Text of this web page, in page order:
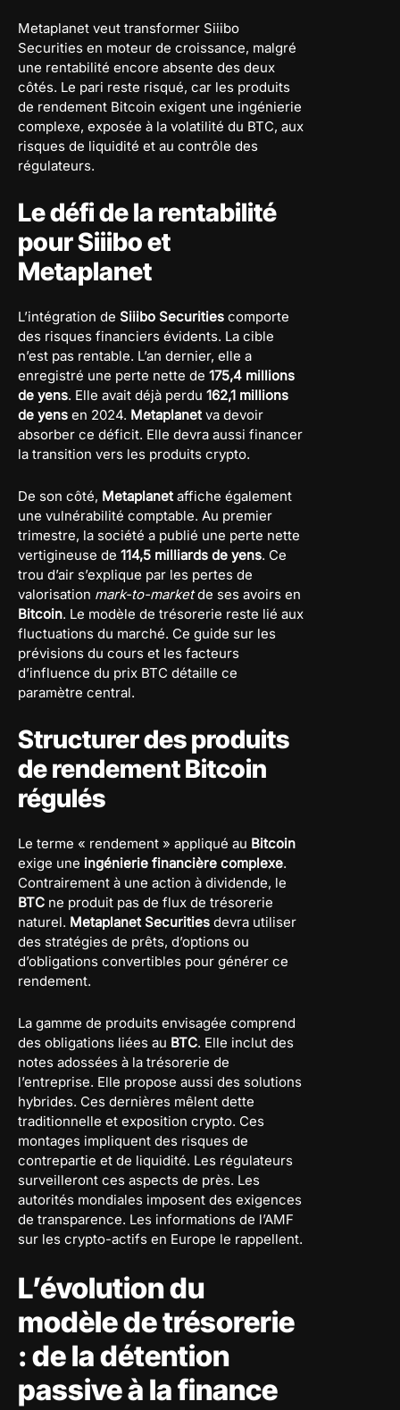
Metaplanet veut transformer Siiibo
Securities en moteur de croissance, malgré
une rentabilité encore absente des deux
côtés. Le pari reste risqué, car les produits
de rendement Bitcoin exigent une ingénierie
complexe, exposée à la volatilité du BTC, aux
risques de liquidité et au contrôle des
régulateurs.
Le défi de la rentabilité
pour Siiibo et
Metaplanet
L’intégration de Siiibo Securities comporte
des risques financiers évidents. La cible
n’est pas rentable. L’an dernier, elle a
enregistré une perte nette de 175,4 millions
de yens. Elle avait déjà perdu 162,1 millions
de yens en 2024. Metaplanetva devoir
absorber ce déficit. Elle devra aussi financer
la transition vers les produits crypto.
De son côté, Metaplanetaffiche également
une vulnérabilité comptable. Au premier
trimestre, la société a publié une perte nette
vertigineuse de 114,5 milliards de yens. Ce
trou d’air s’explique par les pertes de
valorisation mark-to-marketde ses avoirs en
Bitcoin. Le modèle de trésorerie reste lié aux
fluctuations du marché. Ce guide sur les
prévisions du cours et les facteurs
d’influence du prix BTC détaille ce
paramètre central.
Structurer des produits
de rendement Bitcoin
régulés
Le terme « rendement » appliqué au Bitcoin
exige une ingénierie financière complexe.
Contrairement à une action à dividende, le
BTC ne produit pas de flux de trésorerie
naturel. Metaplanet Securities devra utiliser
des stratégies de prêts, d’options ou
d’obligations convertibles pour générer ce
rendement.
La gamme de produits envisagée comprend
des obligations liées au BTC. Elle inclut des
notes adossées à la trésorerie de
l’entreprise. Elle propose aussi des solutions
hybrides. Ces dernières mêlent dette
traditionnelle et exposition crypto. Ces
montages impliquent des risques de
contrepartie et de liquidité. Les régulateurs
surveilleront ces aspects de près. Les
autorités mondiales imposent des exigences
de transparence. Les informations de l’AMF
sur les crypto-actifs en Europe le rappellent.
L’évolution du
modèle de trésorerie
: de la détention
passive à la finance